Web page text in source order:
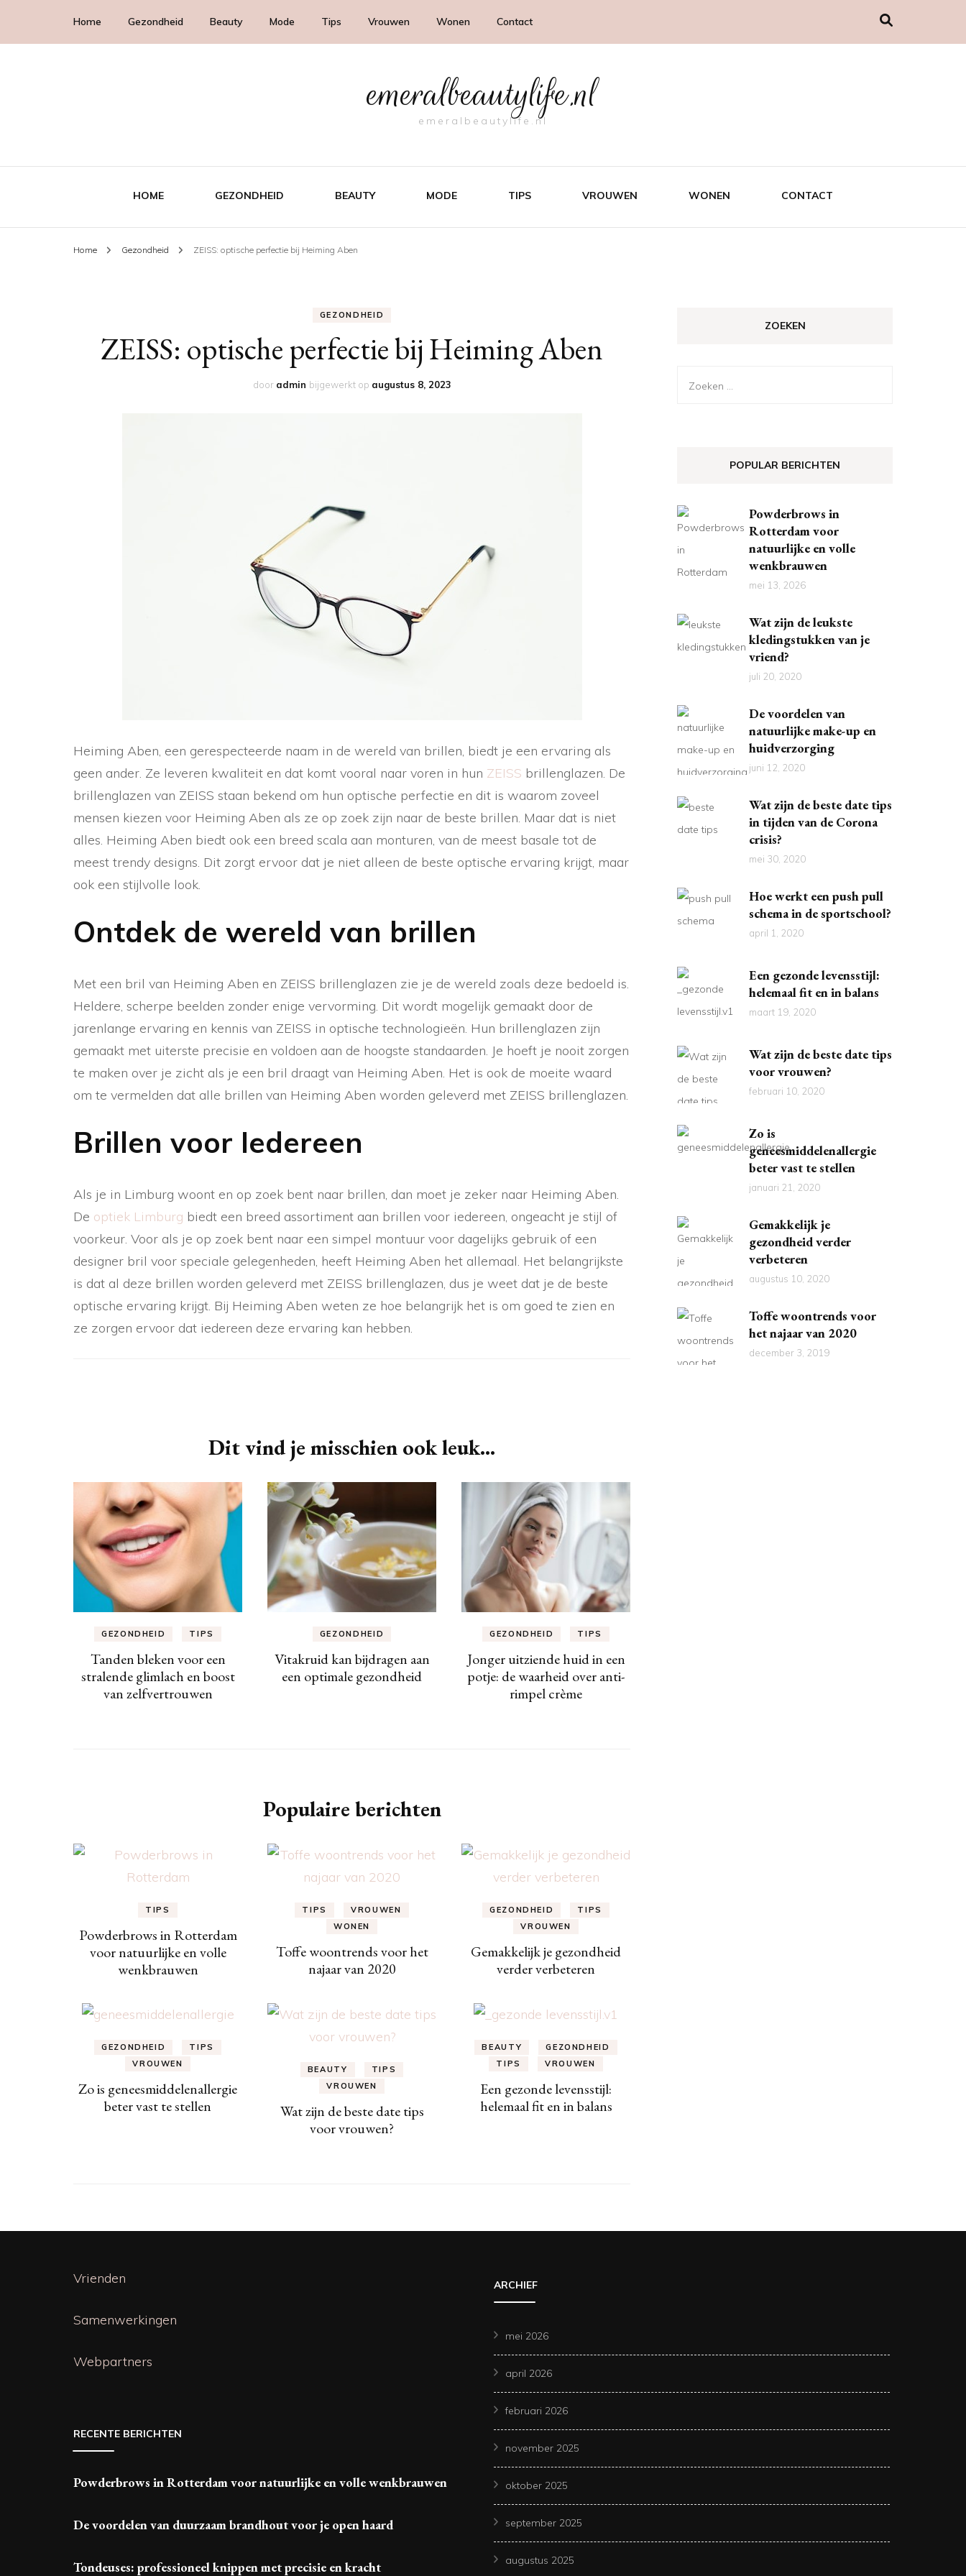
Home Gezondheid Beauty Mode Tips Vrouwen Wonen Contact
emeralbeautylife.nl
emeralbeautylife.nl
HOME GEZONDHEID BEAUTY MODE TIPS VROUWEN WONEN CONTACT
Home Gezondheid ZEISS: optische perfectie bij Heiming Aben
GEZONDHEID
ZEISS: optische perfectie bij Heiming Aben
door admin bijgewerkt op augustus 8, 2023
Heiming Aben, een gerespecteerde naam in de wereld van brillen, biedt je een ervaring als
geen ander. Ze leveren kwaliteit en dat komt vooral naar voren in hun ZEISS brillenglazen. De
brillenglazen van ZEISS staan bekend om hun optische perfectie en dit is waarom zoveel
mensen kiezen voor Heiming Aben als ze op zoek zijn naar de beste brillen. Maar dat is niet
alles. Heiming Aben biedt ook een breed scala aan monturen, van de meest basale tot de
meest trendy designs. Dit zorgt ervoor dat je niet alleen de beste optische ervaring krijgt, maar
ook een stijlvolle look.
Ontdek de wereld van brillen
Met een bril van Heiming Aben en ZEISS brillenglazen zie je de wereld zoals deze bedoeld is.
Heldere, scherpe beelden zonder enige vervorming. Dit wordt mogelijk gemaakt door de
jarenlange ervaring en kennis van ZEISS in optische technologieën. Hun brillenglazen zijn
gemaakt met uiterste precisie en voldoen aan de hoogste standaarden. Je hoeft je nooit zorgen
te maken over je zicht als je een bril draagt van Heiming Aben. Het is ook de moeite waard
om te vermelden dat alle brillen van Heiming Aben worden geleverd met ZEISS brillenglazen.
Brillen voor Iedereen
Als je in Limburg woont en op zoek bent naar brillen, dan moet je zeker naar Heiming Aben.
De optiek Limburg biedt een breed assortiment aan brillen voor iedereen, ongeacht je stijl of
voorkeur. Voor als je op zoek bent naar een simpel montuur voor dagelijks gebruik of een
designer bril voor speciale gelegenheden, heeft Heiming Aben het allemaal. Het belangrijkste
is dat al deze brillen worden geleverd met ZEISS brillenglazen, dus je weet dat je de beste
optische ervaring krijgt. Bij Heiming Aben weten ze hoe belangrijk het is om goed te zien en
ze zorgen ervoor dat iedereen deze ervaring kan hebben.
Dit vind je misschien ook leuk...
GEZONDHEID TIPS
Tanden bleken voor een
stralende glimlach en boost
van zelfvertrouwen
GEZONDHEID
Vitakruid kan bijdragen aan
een optimale gezondheid
GEZONDHEID TIPS
Jonger uitziende huid in een
potje: de waarheid over anti-
rimpel crème
Populaire berichten
TIPS
Powderbrows in Rotterdam
voor natuurlijke en volle
wenkbrauwen
TIPS
VROUWEN
WONEN
Toffe woontrends voor het
najaar van 2020
GEZONDHEID
TIPS
VROUWEN
Gemakkelijk je gezondheid
verder verbeteren
GEZONDHEID
TIPS
VROUWEN
Zo is geneesmiddelenallergie
beter vast te stellen
BEAUTY
TIPS
VROUWEN
Wat zijn de beste date tips
voor vrouwen?
BEAUTY
GEZONDHEID
TIPS
VROUWEN
Een gezonde levensstijl:
helemaal fit en in balans
ZOEKEN
Zoeken
POPULAR BERICHTEN
Powderbrows in
Rotterdam voor
natuurlijke en volle
wenkbrauwen
mei 13, 2026
Wat zijn de leukste
kledingstukken van je
vriend?
juli 20, 2020
De voordelen van
natuurlijke make-up en
huidverzorging
juni 12, 2020
Wat zijn de beste date tips
in tijden van de Corona
crisis?
mei 30, 2020
Hoe werkt een push pull
schema in de sportschool?
april 1, 2020
Een gezonde levensstijl:
helemaal fit en in balans
maart 19, 2020
Wat zijn de beste date tips
voor vrouwen?
februari 10, 2020
Zo is
geneesmiddelenallergie
beter vast te stellen
januari 21, 2020
Gemakkelijk je
gezondheid verder
verbeteren
augustus 10, 2020
Toffe woontrends voor
het najaar van 2020
december 3, 2019
Vrienden
Samenwerkingen
Webpartners
RECENTE BERICHTEN
Powderbrows in Rotterdam voor natuurlijke en volle wenkbrauwen
De voordelen van duurzaam brandhout voor je open haard
Tondeuses: professioneel knippen met precisie en kracht
ARCHIEF
mei 2026
april 2026
februari 2026
november 2025
oktober 2025
september 2025
augustus 2025